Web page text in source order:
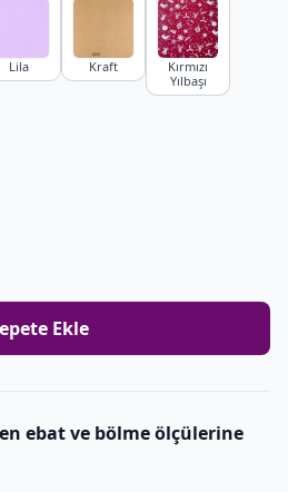
Lila Kraft
Kırmızı
Yılbaşı
Ekle
ebat ve bölme ölçülerine